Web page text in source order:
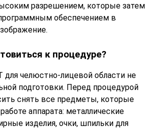
разрешением, которые затем
обеспечением в
к процедуре?
для челюстно-лицевой области не
подготовки. Перед процедурой
снять все предметы, которые
аппарата: металлические
изделия, очки, шпильки для